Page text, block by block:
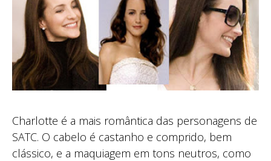
Charlotte é a mais romântica das personagens de
SATC. O cabelo é castanho e comprido, bem
clássico, e a maquiagem em tons neutros, como